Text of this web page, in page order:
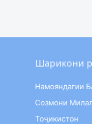
Шарикони
Намояндагии
Созмони
Тоҷикистон